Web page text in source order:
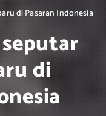
di Pasaran Indonesia
di